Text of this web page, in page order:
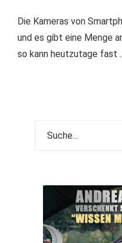
Die Kameras von
und es gibt eine Menge
so kann heutzutage fast